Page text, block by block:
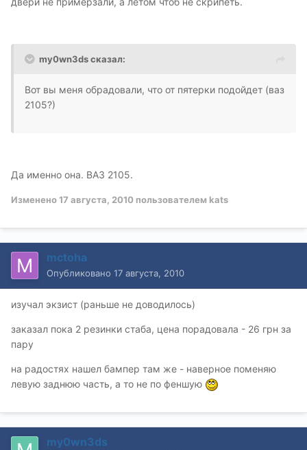
my0wn3ds сказал:
Вот вы меня обрадовали, что от пятерки подойдет (ваз
2105?)
Да именно она. ВАЗ 2105.
Изменено17 августа, 2010 пользователем kats
mctoha
Опубликовано 17 августа, 2010
изучал экзист (раньше не доводилось)
заказал пока 2 резинки стаба, цена порадовала - 26 грн за
пару
на радостях нашел бампер там же - наверное поменяю
левую заднюю часть, а то не по феншую
my0wn3ds